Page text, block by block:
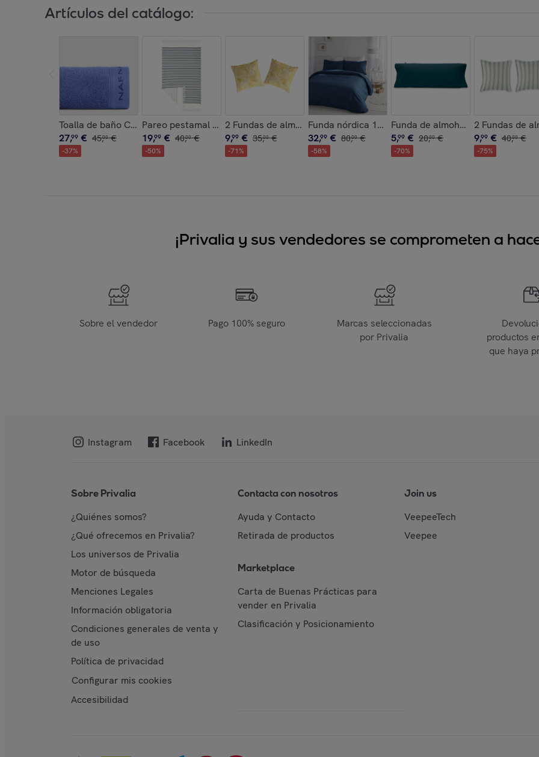
Artículos del catálogo:
Toalla de baño CASUAL azul mar 100x150 cm - 100% algodón -
27,99 € 45,00 €
-37%
Pareo pestamal de playa SANTORINI 90x170 cm
19,99 € 40,00 €
-50%
2 Fundas de almohada 100%algodón KASAI B multicolor - 65x65 cm
9,99 € 35,00 €
-71%
Funda nórdica 100% algodón CASUAL - varias
32,99 € 80,00 €
-58%
Funda de almohada 100%
5,99 € 20,00 €
-70%
2 Fundas de
9,99 € 40,00 €
-75%
¡Privalia y sus vendedores se comprometen a
Sobre el vendedor Pago 100% seguro
Marcas seleccionadas
por Privalia
productos
que haya
Instagram Facebook LinkedIn
Sobre Privalia
¿Quiénes somos?
¿Qué ofrecemos en Privalia?
Los universos de Privalia
Motor de búsqueda
Menciones Legales
Información obligatoria
Condiciones generales de venta y
de uso
Política de privacidad
Configurar mis cookies
Accesibilidad
Contacta con nosotros
Ayuda y Contacto
Retirada de productos
Marketplace
Carta de Buenas Prácticas para
vender en Privalia
Clasificación y Posicionamiento
Join us
VeepeeTech
Veepee